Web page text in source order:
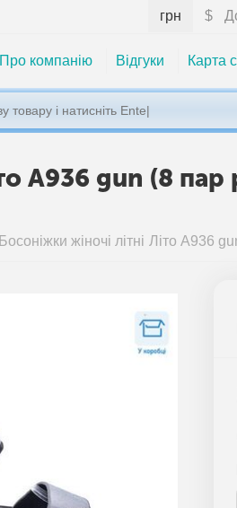
грн $
Про компанію Відгуки Карта
A936 gun (8